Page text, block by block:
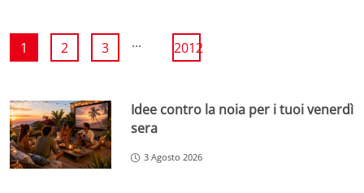
1 2 3 ... 2012
Idee contro la noia per i tuoi venerdì
sera
3 Agosto 2026